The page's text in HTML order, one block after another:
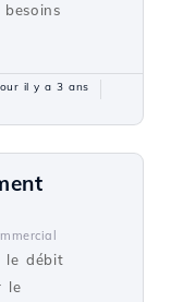
il y a 3 ans
le débit
le